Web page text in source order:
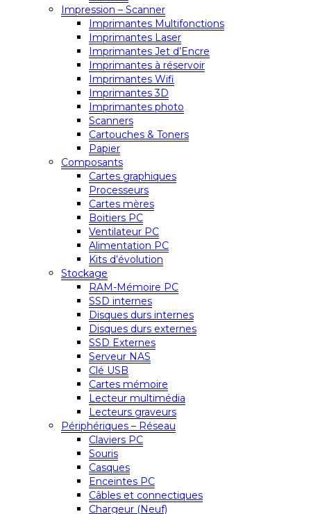
Impression – Scanner
Imprimantes Multifonctions
Imprimantes Laser
Imprimantes Jet d’Encre
Imprimantes à réservoir
Imprimantes Wifi
Imprimantes 3D
Imprimantes photo
Scanners
Cartouches & Toners
Papier
Composants
Cartes graphiques
Processeurs
Cartes mères
Boitiers PC
Ventilateur PC
Alimentation PC
Kits d’évolution
Stockage
RAM-Mémoire PC
SSD internes
Disques durs internes
Disques durs externes
SSD Externes
Serveur NAS
Clé USB
Cartes mémoire
Lecteur multimédia
Lecteurs graveurs
Périphériques – Réseau
Claviers PC
Souris
Casques
Enceintes PC
Câbles et connectiques
Chargeur (Neuf)